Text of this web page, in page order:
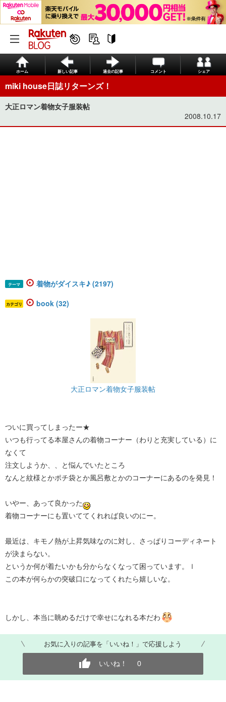
ホーム 新しい記事 過去の記事 コメント シェア
miki house日誌リターンズ！
大正ロマン着物女子服装帖
2008.10.17
テーマ 着物がダイスキ♪ (2197)
カテゴリ book (32)
大正ロマン着物女子服装帖
ついに買ってしまったー★
いつも行ってる本屋さんの着物コーナー（わりと充実している）に
なくて
注文しようか、、と悩んでいたところ
なんと紋様とかポチ袋とか風呂敷とかのコーナーにあるのを発見！
いやー、あって良かった
着物コーナーにも置いててくれれば良いのにー。
最近は、キモノ熱が上昇気味なのに対し、さっぱりコーディネート
が決まらない。
というか何が着たいかも分からなくなって困っています。ｌ
この本が何らかの突破口になってくれたら嬉しいな。
しかし、本当に眺めるだけで幸せになれる本だわ
お気に入りの記事を「いいね！」で応援しよう
いいね！ 0